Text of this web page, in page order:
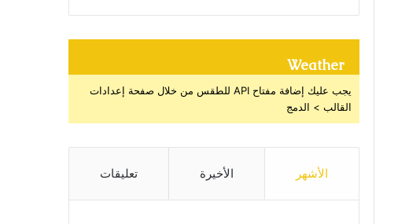
Weather
يجب عليك إضافة مفتاح API للطقس من خلال صفحة إعدادات
القالب > الدمج
الأشهر الأخيرة تعليقات